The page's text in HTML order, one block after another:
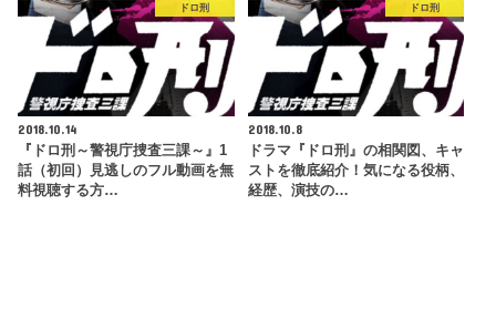
ドロ刑
2018.10.14
『ドロ刑～警視庁捜査三課～』1
話（初回）見逃しのフル動画を無
料視聴する方…
ドロ刑
2018.10.8
ドラマ『ドロ刑』の相関図、キャ
ストを徹底紹介！気になる役柄、
経歴、演技の…